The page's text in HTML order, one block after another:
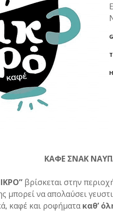
ΚΑΦΕ ΣΝΑΚ
βρίσκεται στην
μπορεί να απολαύσει
καφέ και ροφήματακαθ’